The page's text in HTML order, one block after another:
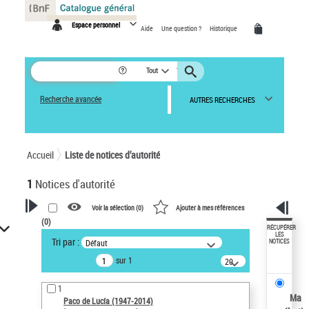
Espace personnel Aide Une question ? Historique
Tout
Recherche avancée AUTRES RECHERCHES
Accueil Liste de notices d’autorité
1 Notices d'autorité
VOTRE RECHERCHE
Recherche avancée dans les
notices d’autorité
Œuvres liées à l'auteur :
Paco de Lucía (1947-2014)
Voir la sélection (0) Ajouter à mes références
(0)
Tri par : Défaut
sur 1
20
résultats/page
1
Paco de Lucía (1947-2014)
RÉCUPÉRER
LES
NOTICES
Ma
Panneau de gestion des cookies